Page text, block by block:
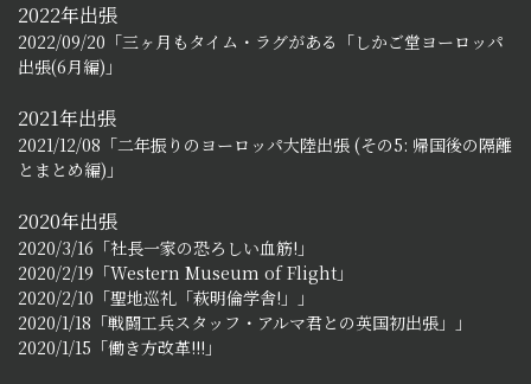
2022年出張
2022/09/20「三ヶ月もタイム・ラグがある「しかご堂ヨーロッパ
出張(6月編)」
2021年出張
2021/12/08「二年振りのヨーロッパ大陸出張 (その5: 帰国後の隔離
とまとめ編)」
2020年出張
2020/3/16「社長一家の恐ろしい血筋!」
2020/2/19「Western Museum of Flight」
2020/2/10「聖地巡礼「萩明倫学舎!」」
2020/1/18「戦闘工兵スタッフ・アルマ君との英国初出張」」
2020/1/15「働き方改革!!!」